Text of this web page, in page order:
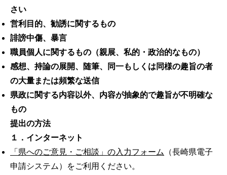
さい
営利目的、勧誘に関するもの
誹謗中傷、暴言
職員個人に関するもの（親展、私的・政治的なもの）
感想、持論の展開、随筆、同一もしくは同様の趣旨の者
の大量または頻繁な送信
県政に関する内容以外、内容が抽象的で趣旨が不明確な
もの
提出の方法
１．インターネット
「県へのご意見・ご相談」の入力フォーム
（長崎県電子
申請システム）をご利用ください。